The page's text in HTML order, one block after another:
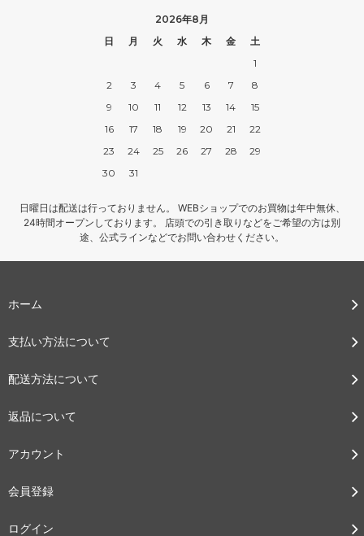
2026年8月
日
月 火 水 木 金
土
1
2
3 4 5 6 7
8
9
10 11 12 13 14
15
16
17 18 19 20 21
22
23
24 25 26 27 28
29
30
31
日曜日は配送は行っておりません。 WEBショップでのお買物は年中無休、
24時間オープンしております。 店頭での引き取りなどをご希望の方は別
途、公式ラインなどでお問い合わせください。
ホーム
支払い方法について
配送方法について
返品について
アカウント
会員登録
ログイン